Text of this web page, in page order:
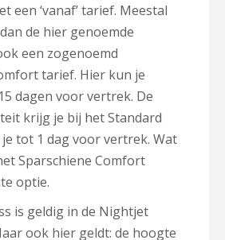
een ‘vanaf’ tarief. Meestal
de hier genoemde
een zogenoemd
tarief. Hier kun je
dagen voor vertrek. De
krijg je bij het Standard
tot 1 dag voor vertrek. Wat
Sparschiene Comfort
optie.
is geldig in de Nightjet
ook hier geldt: de hoogte